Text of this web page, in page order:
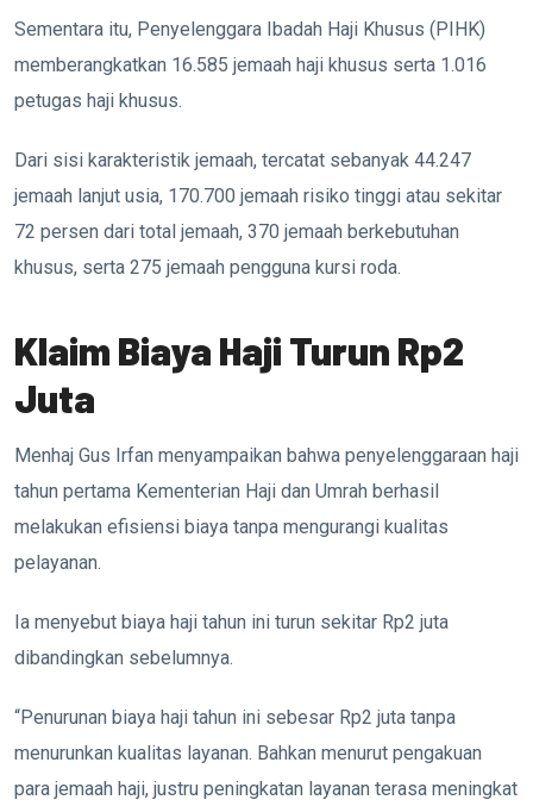
Sementara itu, Penyelenggara Ibadah Haji Khusus (PIHK)
memberangkatkan 16.585 jemaah haji khusus serta 1.016
petugas haji khusus.
Dari sisi karakteristik jemaah, tercatat sebanyak 44.247
jemaah lanjut usia, 170.700 jemaah risiko tinggi atau sekitar
72 persen dari total jemaah, 370 jemaah berkebutuhan
khusus, serta 275 jemaah pengguna kursi roda.
Klaim Biaya Haji Turun Rp2
Juta
Menhaj Gus Irfan menyampaikan bahwa penyelenggaraan haji
tahun pertama Kementerian Haji dan Umrah berhasil
melakukan efisiensi biaya tanpa mengurangi kualitas
pelayanan.
Ia menyebut biaya haji tahun ini turun sekitar Rp2 juta
dibandingkan sebelumnya.
“Penurunan biaya haji tahun ini sebesar Rp2 juta tanpa
menurunkan kualitas layanan. Bahkan menurut pengakuan
para jemaah haji, justru peningkatan layanan terasa meningkat